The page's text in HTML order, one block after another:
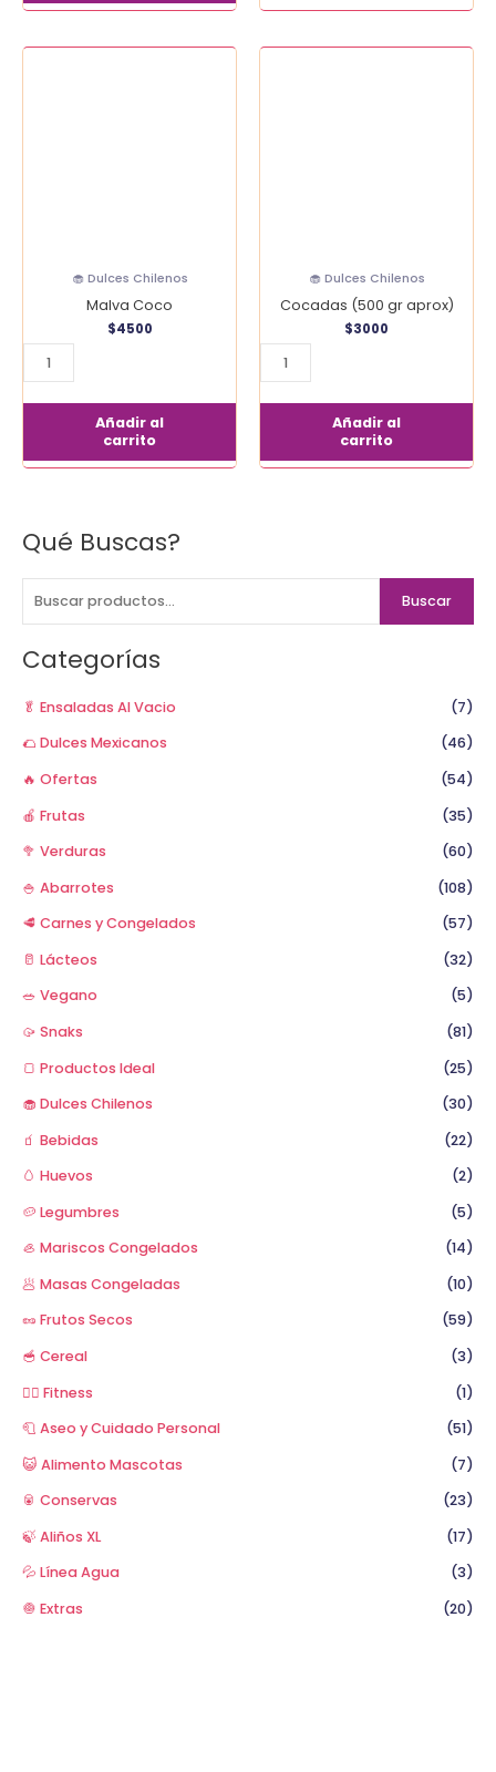
Qué Buscas?
B
c
a
p
Buscar
Categorías
🥬 Ensaladas Al Vacio
(7)
🌮 Dulces Mexicanos
(46)
🔥 Ofertas
(54)
🍎 Frutas
(35)
🥦 Verduras
(60)
🍚 Abarrotes
(108)
🥩 Carnes y Congelados
(57)
🥛 Lácteos
(32)
🥗 Vegano
(5)
🥠 Snaks
(81)
🍞 Productos Ideal
(25)
🧁 Dulces Chilenos
(30)
🧃 Bebidas
(22)
🥚 Huevos
(2)
🥔 Legumbres
(5)
🦪 Mariscos Congelados
(14)
🥟 Masas Congeladas
(10)
🥜 Frutos Secos
(59)
🥣 Cereal
(3)
🏋️‍♂️ Fitness
(1)
🧻 Aseo y Cuidado Personal
(51)
😺 Alimento Mascotas
(7)
🥫 Conservas
(23)
🍃 Aliños XL
(17)
💦 Línea Agua
(3)
🧅 Extras
(20)
🧁 Dulces Chilenos
Malva Coco
$4500
Añadir al
carrito
🧁 Dulces Chilenos
Cocadas (500 gr aprox)
$3000
Añadir al
carrito